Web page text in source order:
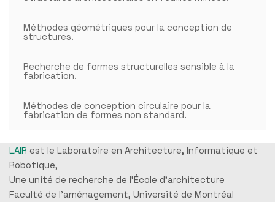
Méthodes géométriques pour la conception de
structures.
Recherche de formes structurelles sensible à la
fabrication.
Méthodes de conception circulaire pour la
fabrication de formes non standard.
LAIR est le Laboratoire en Architecture, Informatique et
Robotique,
Une unité de recherche de l'École d'architecture
Faculté de l'aménagement, Université de Montréal